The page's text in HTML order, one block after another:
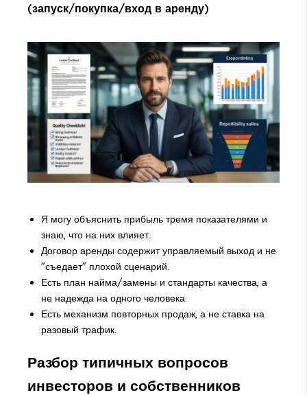
(запуск/покупка/вход в аренду)
Я могу объяснить прибыль тремя показателями и
знаю, что на них влияет.
Договор аренды содержит управляемый выход и не
"съедает" плохой сценарий.
Есть план найма/замены и стандарты качества, а
не надежда на одного человека.
Есть механизм повторных продаж, а не ставка на
разовый трафик.
Разбор типичных вопросов
инвесторов и собственников